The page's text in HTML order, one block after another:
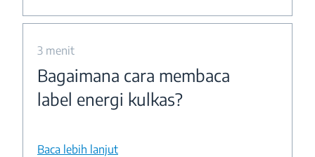
3 menit
Bagaimana cara membaca
label energi kulkas?
Baca lebih lanjut